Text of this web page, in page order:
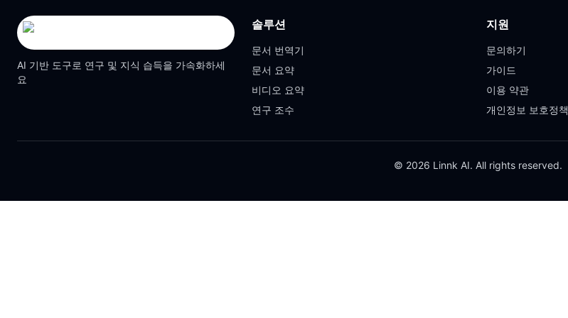
AI 기반 도구로 연구 및 지식 습득을 가속화하세
요
솔루션
문서 번역기
문서 요약
비디오 요약
연구 조수
지원
문의하기
가이드
이용 약관
개인정보 보호정책
© 2026 Linnk AI. All rights reserved.